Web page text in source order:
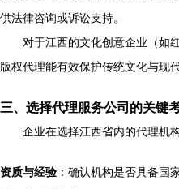
供法律咨询或诉讼支持。
对于江西的文化创意企业（如
版权代理能有效保护传统文化与现
三、选择代理服务公司的关键
企业在选择江西省内的代理机
资质与经验 ：确认机构是否具备国